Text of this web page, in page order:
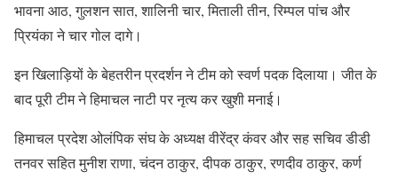
भावना आठ, गुलशन सात, शालिनी चार, मिताली तीन, रिम्पल पांच और
प्रियंका ने चार गोल दागे।
इन खिलाड़ियों के बेहतरीन प्रदर्शन ने टीम को स्वर्ण पदक दिलाया। जीत के
बाद पूरी टीम ने हिमाचल नाटी पर नृत्य कर खुशी मनाई।
हिमाचल प्रदेश ओलंपिक संघ के अध्यक्ष वीरेंद्र कंवर और सह सचिव डीडी
तनवर सहित मुनीश राणा, चंदन ठाकुर, दीपक ठाकुर, रणदीव ठाकुर, कर्ण